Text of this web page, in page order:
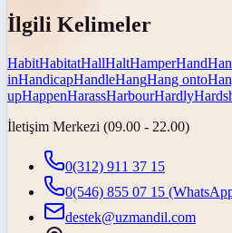
İlgili Kelimeler
HabitHabitatHallHaltHamperHand
inHandicapHandleHangHang onto
upHappenHarassHarbourHardly
İletişim Merkezi (09.00 - 22.00)
0(312) 911 37 15
0(546) 855 07 15
destek@uzmandil.com